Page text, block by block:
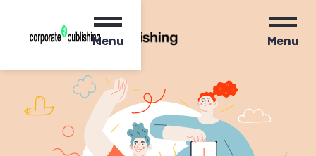
Menu
Menu